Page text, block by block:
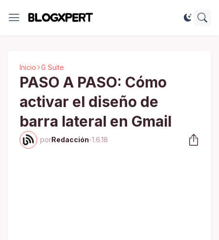
Inicio G Suite
PASO A PASO: Cómo
activar el diseño de
barra lateral en Gmail
porRedacción-1.6.18